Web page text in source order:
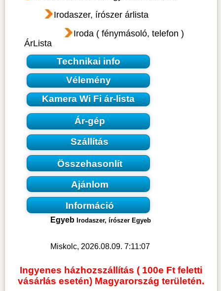
Irodaszer, írószer árlista
Iroda ( fénymásoló, telefon )
ÁrLista
Technikai info
Vélemény
Kamera Wi Fi ár-lista
Ár-gép
Szállítás
Összehasonlít
Ajánlom
Információ
Egyeb Irodaszer, írószer Egyeb
Miskolc, 2026.08.09. 7:11:07
Ingyenes házhozszállítás ( 100e Ft feletti
vásárlás esetén) Magyarország területén.